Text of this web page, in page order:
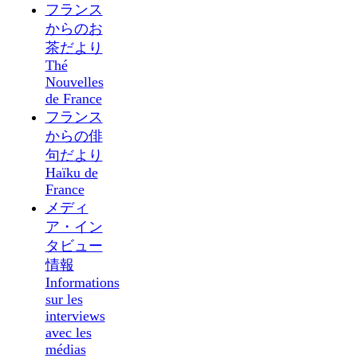
フランス
からのお
茶だより
Thé
Nouvelles
de France
フランス
からの俳
句だより
Haïku de
France
メディ
ア・イン
タビュー
情報
Informations
sur les
interviews
avec les
médias